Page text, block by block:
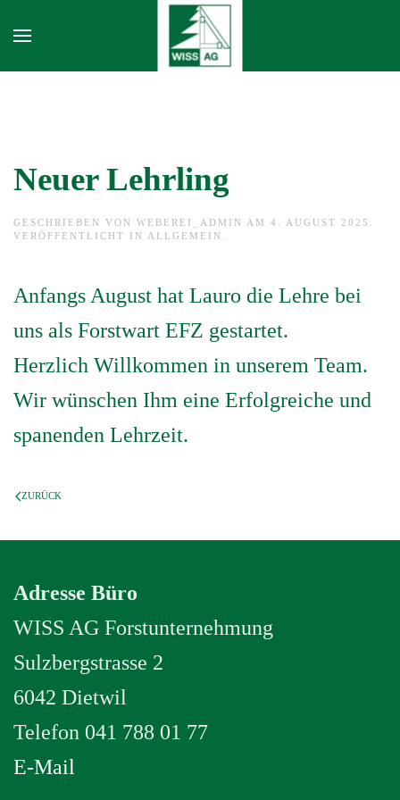
Skip to main content
Neuer Lehrling
GESCHRIEBEN VON WEBEREI_ADMIN AM 4. AUGUST 2025
VERÖFFENTLICHT IN ALLGEMEIN
Anfangs August hat Lauro die Lehre bei
uns als Forstwart EFZ gestartet.
Herzlich Willkommen in unserem Team.
Wir wünschen Ihm eine Erfolgreiche und
spanenden Lehrzeit.
ZURÜCK
Adresse Büro
WISS AG Forstunternehmung
Sulzbergstrasse 2
6042 Dietwil
Telefon 041 788 01 77
E-Mail